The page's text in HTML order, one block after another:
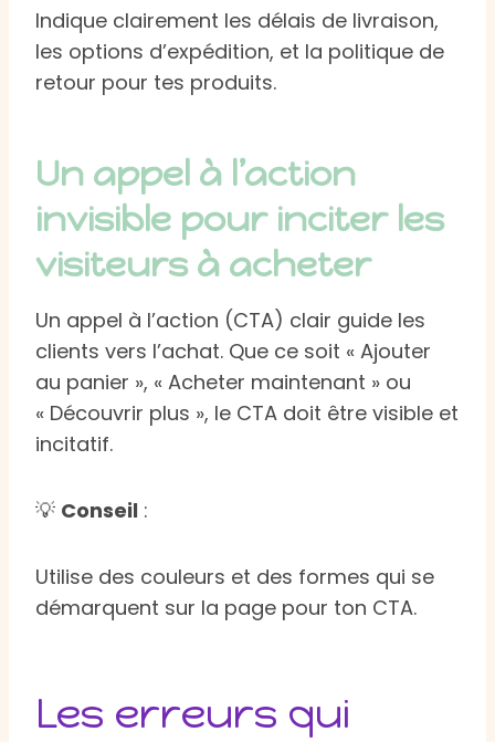
Indique clairement les délais de livraison,
les options d’expédition, et la politique de
retour pour tes produits.
Un appel à l’action
invisible pour inciter les
visiteurs à acheter
Un appel à l’action (CTA) clair guide les
clients vers l’achat. Que ce soit « Ajouter
au panier », « Acheter maintenant » ou
« Découvrir plus », le CTA doit être visible et
incitatif.
💡 Conseil :
Utilise des couleurs et des formes qui se
démarquent sur la page pour ton CTA.
Les erreurs qui